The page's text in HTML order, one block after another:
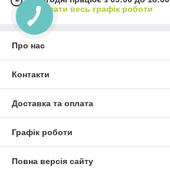
Показати весь графік роботи
Про нас
Контакти
Доставка та оплата
Графік роботи
Повна версія сайту